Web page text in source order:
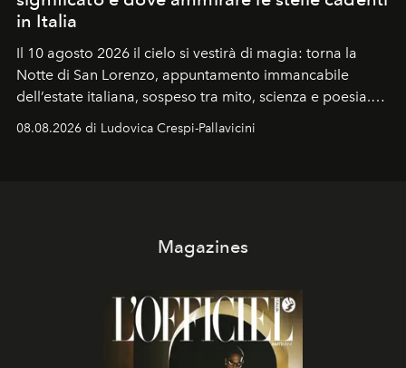
in Italia
Il 10 agosto 2026 il cielo si vestirà di magia: torna la
Notte di San Lorenzo, appuntamento immancabile
dell’estate italiana, sospeso tra mito, scienza e poesia.
Sarà il momento in cui gli occhi si alzano verso la volta
celeste per seguire il passaggio delle
08.08.2026 di Ludovica Crespi-Pallavicini
Magazines